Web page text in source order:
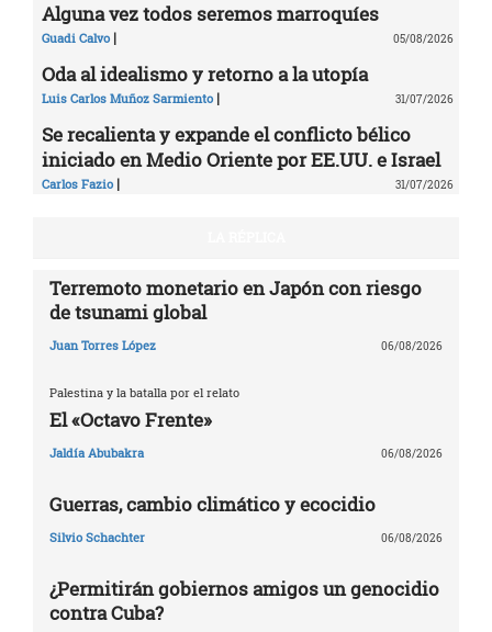
Alguna vez todos seremos marroquíes
Guadi Calvo | 05/08/2026
Oda al idealismo y retorno a la utopía
Luis Carlos Muñoz Sarmiento | 31/07/2026
Se recalienta y expande el conflicto bélico
iniciado en Medio Oriente por EE.UU. e Israel
Carlos Fazio | 31/07/2026
Terremoto monetario en Japón con riesgo
de tsunami global
Juan Torres López 06/08/2026
Palestina y la batalla por el relato
El «Octavo Frente»
Jaldía Abubakra 06/08/2026
Guerras, cambio climático y ecocidio
Silvio Schachter 06/08/2026
¿Permitirán gobiernos amigos un genocidio
contra Cuba?